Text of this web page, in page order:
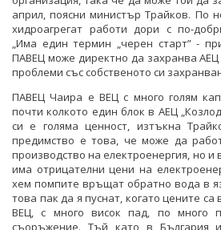
април, поясни министър Трайков. По
хидроагрегат работи дори с по-
„Има един термин „черен старт” -
ПАВЕЦ може директно да захранва АЕЦ
проблеми със собственото си
ПАВЕЦ Чаира е ВЕЦ с много голям
почти колкото един блок в АЕЦ
си е голяма ценност, изтъкна
предимство е това, че може да
производство на електроенергия, но и
има отрицателни цени на
хем помпите връщат обратно вода в
това пак да я пуснат, когато цените
ВЕЦ, с много висок пад, по много
съоръжение. Тъй като в България